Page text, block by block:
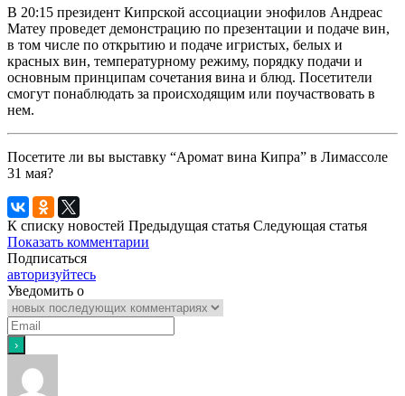
В 20:15 президент Кипрской ассоциации энофилов Андреас
Матеу проведет демонстрацию по презентации и подаче вин,
в том числе по открытию и подаче игристых, белых и
красных вин, температурному режиму, порядку подачи и
основным принципам сочетания вина и блюд. Посетители
смогут понаблюдать за происходящим или поучаствовать в
нем.
Посетите ли вы выставку “Аромат вина Кипра” в Лимассоле
31 мая?
К списку новостей Предыдущая статья Следующая статья
Показать комментарии
Подписаться
авторизуйтесь
Уведомить о